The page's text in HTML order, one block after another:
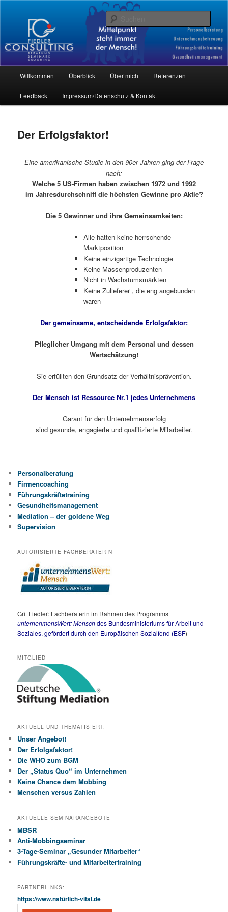
Fiedler-Consulting
Beratung – Coaching – Supervision
Zum
Inhalt
Willkommen Überblick Über mich Referenzen
Feedback Impressum/Datenschutz & Kontakt
Der Erfolgsfaktor!
Eine amerikanische Studie in den 90er Jahren ging der Frage
nach:
Welche 5 US-Firmen haben zwischen 1972 und 1992
im Jahresdurchschnitt die höchsten Gewinne pro Aktie?
Die 5 Gewinner und ihre Gemeinsamkeiten:
Alle hatten keine herrschende
Marktposition
Keine einzigartige Technologie
Keine Massenproduzenten
Nicht in Wachstumsmärkten
Keine Zulieferer , die eng angebunden
waren
Der gemeinsame, entscheidende Erfolgsfaktor:
Pfleglicher Umgang mit dem Personal und dessen
Wertschätzung!
Sie erfüllten den Grundsatz der Verhältnisprävention.
Der Mensch ist Ressource Nr.1 jedes Unternehmens
Garant für den Unternehmenserfolg
sind gesunde, engagierte und qualifizierte Mitarbeiter.
Personalberatung
Firmencoaching
Führungskräftetraining
Gesundheitsmanagement
Mediation – der goldene Weg
Supervision
AUTORISIERTE FACHBERATERIN
Grit Fiedler: Fachberaterin im Rahmen des Programms
unternehmensWert: Menschdes Bundesministeriums für Arbeit und
Soziales,gefördert durch den Europäischen Sozialfond (ESF)
MITGLIED
AKTUELL UND THEMATISIERT:
Unser Angebot!
Der Erfolgsfaktor!
Die WHO zum BGM
Der „Status Quo“ im Unternehmen
Keine Chance dem Mobbing
Menschen versus Zahlen
AKTUELLE SEMINARANGEBOTE
MBSR
Anti-Mobbingseminar
3-Tage-Seminar „Gesunder Mitarbeiter“
Führungskräfte- und Mitarbeitertraining
PARTNERLINKS:
https://www.natürlich-vital.de